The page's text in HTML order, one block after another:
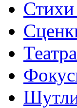
Стихи